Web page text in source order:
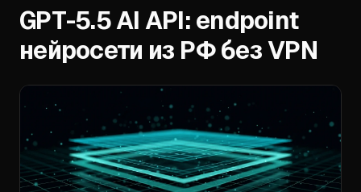
GPT-5.5 AI API: endpoint
нейросети из РФ без VPN